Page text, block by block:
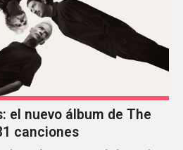
el nuevo álbum de The
canciones